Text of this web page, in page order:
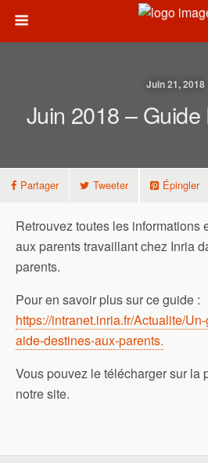
Juin 21, 2018
Juin 2018 –
Partager Tweeter Épingler
Retrouvez toutes les informations
aux parents travaillant chez Inria
parents.
Pour en savoir plus sur ce guide :
https://intranet.inria.fr/Actualite/
aide-destines-aux-parents.
Vous pouvez le télécharger sur la
notre site.